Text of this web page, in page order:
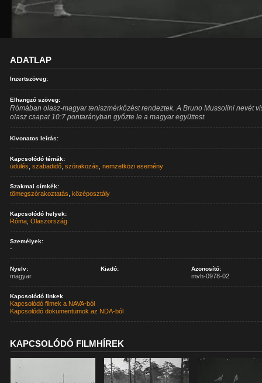
ADATLAP
Inzertszöveg:
Elhangzó szöveg:
Rómában olasz-magyar teniszmérkőzést rendeztek. A Bruno Mussolini nevét
olasz csapat 10:7 pontarányban győzte le a magyar együttest.
Kivonatos leírás:
Kapcsolódó témák:
üdülés ,szabadidő ,szórakozás ,nemzetközi esemény
Szakmai címkék:
tömegszórakoztatás ,középosztály
Kapcsolódó helyek:
Róma ,Olaszország
Személyek:
-
Nyelv:
magyar
Kiadó: Azonosító:
mvh-0978-02
Kapcsolódó linkek
Kapcsolódó filmek a NAVA-ból
Kapcsolódó dokumentumok az NDA-ból
KAPCSOLÓDÓ FILMHÍREK